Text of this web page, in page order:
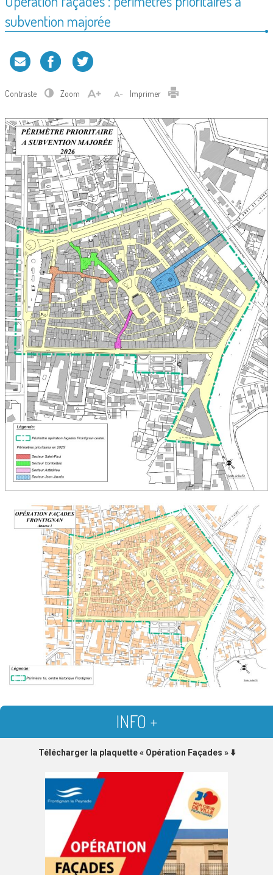
subvention majorée
Contraste Zoom Imprimer
INFO +
Télécharger la plaquette « Opération Façades » ⬇️